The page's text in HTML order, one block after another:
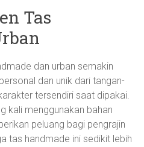
Tas
dan urban semakin
dan unik dari tangan-
tersendiri saat dipakai.
kali menggunakan bahan
peluang bagi pengrajin
tas handmade ini sedikit lebih